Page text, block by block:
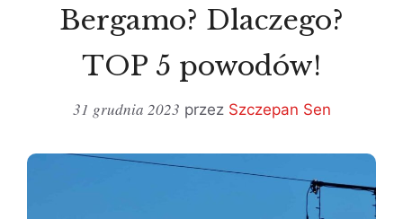
Bergamo? Dlaczego?
TOP 5 powodów!
31 grudnia 2023 przez Szczepan Sen